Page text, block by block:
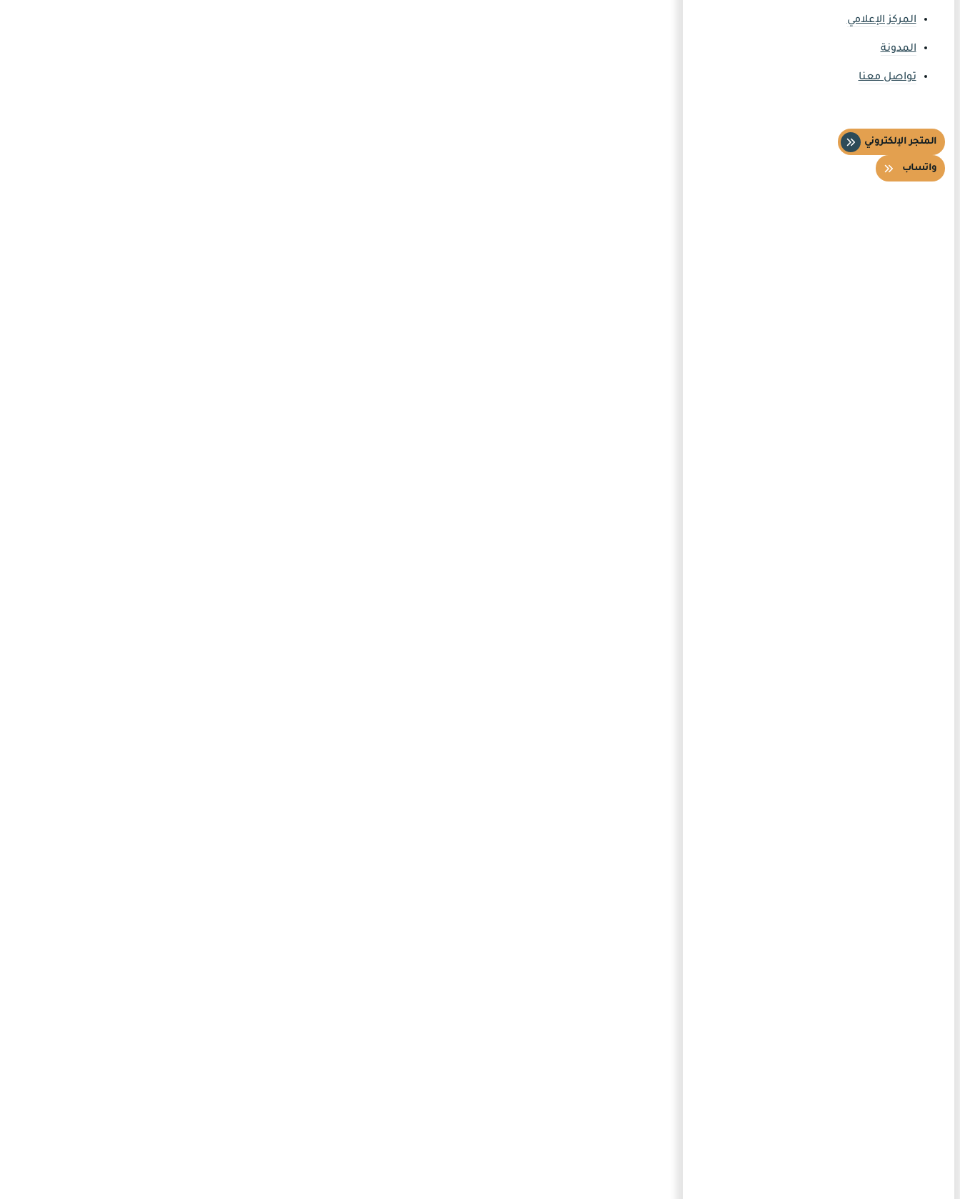
المركز الإعلامي
المدونة
تواصل معنا
المتجر الإلكتروني
واتساب